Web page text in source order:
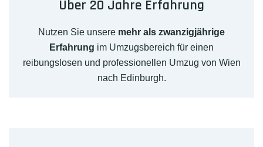
Über 20 Jahre Erfahrung
Nutzen Sie unsere mehr als zwanzigjährige
Erfahrung im Umzugsbereich für einen
reibungslosen und professionellen Umzug von Wien
nach Edinburgh.